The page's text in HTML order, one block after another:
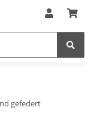
gefedert